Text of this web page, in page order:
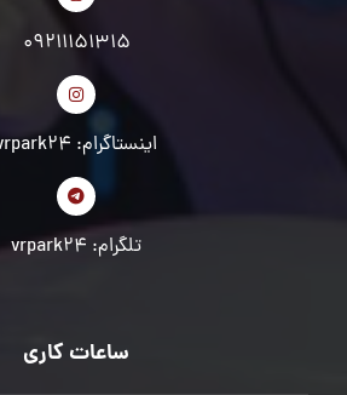
09211151315
اینستاگرام: vrpark24
تلگرام: vrpark24
ساعات کاری